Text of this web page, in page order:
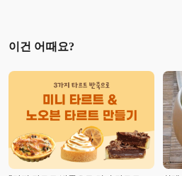
이건 어때요?